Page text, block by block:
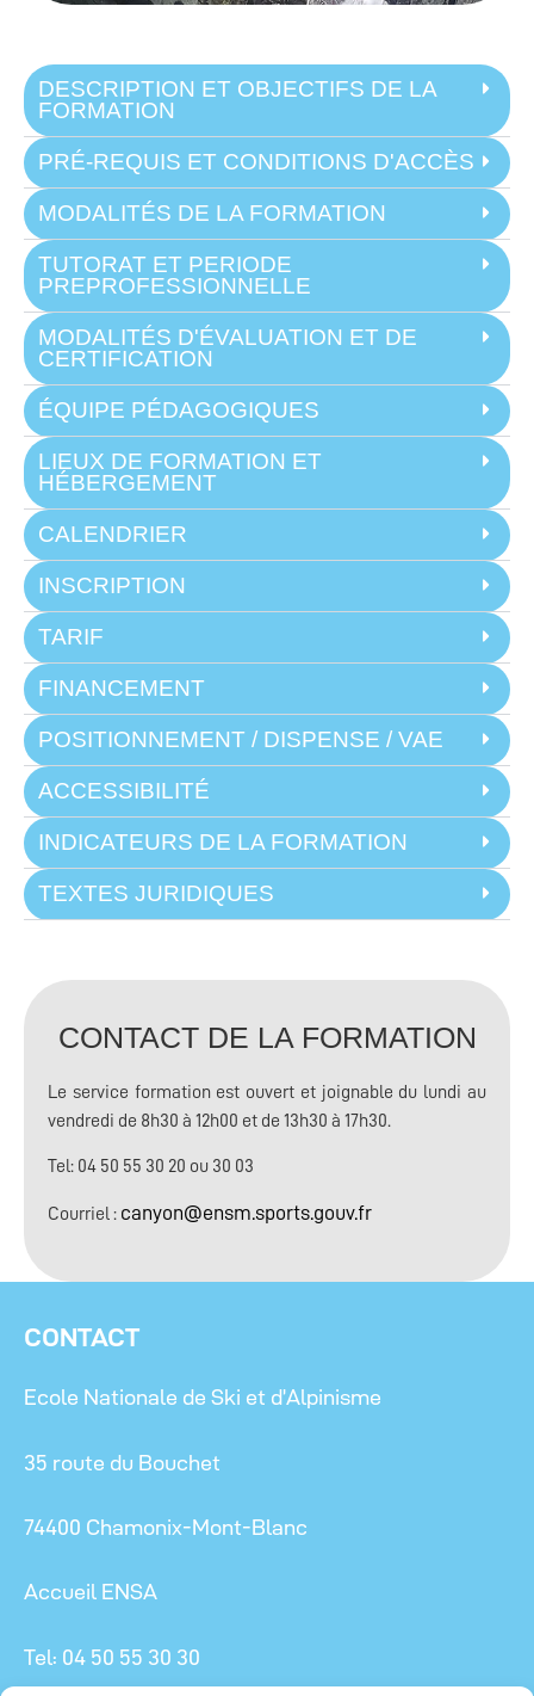
DESCRIPTION ET OBJECTIFS DE LA
FORMATION
PRÉ-REQUIS ET CONDITIONS D'ACCÈS
MODALITÉS DE LA FORMATION
TUTORAT ET PERIODE
PREPROFESSIONNELLE
MODALITÉS D'ÉVALUATION ET DE
CERTIFICATION
ÉQUIPE PÉDAGOGIQUES
LIEUX DE FORMATION ET
HÉBERGEMENT
CALENDRIER
INSCRIPTION
TARIF
FINANCEMENT
POSITIONNEMENT / DISPENSE / VAE
ACCESSIBILITÉ
INDICATEURS DE LA FORMATION
TEXTES JURIDIQUES
CONTACT DE LA FORMATION
Le service formation est ouvert et joignable du lundi au
vendredi de 8h30 à 12h00 et de 13h30 à 17h30.
Tel: 04 50 55 30 20 ou 30 03
Courriel : canyon@ensm.sports.gouv.fr
CONTACT
Ecole Nationale de Ski et d’Alpinisme
35 route du Bouchet
74400 Chamonix-Mont-Blanc
Accueil ENSA
Tel: 04 50 55 30 30